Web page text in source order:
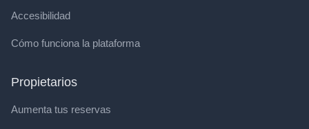
Accesibilidad
Cómo funciona la plataforma
Propietarios
Aumenta tus reservas